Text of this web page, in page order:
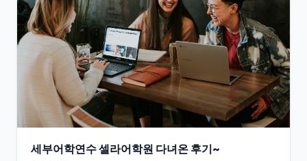
세부어학연수 셀라어학원 다녀온 후기~